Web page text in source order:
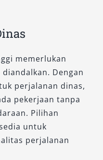
cocok digunakan
di Surabaya
meeting bisnis
Juanda
pernikahan atau
memerlukan
Dengan
perjalanan dinas,
pekerjaan tanpa
Pilihan
untuk
perjalanan